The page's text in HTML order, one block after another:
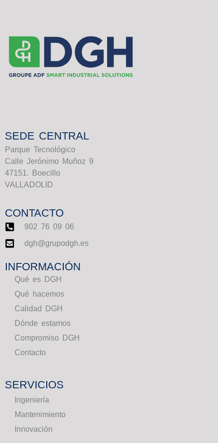
SEDE CENTRAL
Parque Tecnológico
Calle Jerónimo Muñoz 9
47151. Boecillo
VALLADOLID
CONTACTO
902 76 09 06
dgh@grupodgh.es
INFORMACIÓN
Qué es DGH
Qué hacemos
Calidad DGH
Dónde estamos
Compromiso DGH
Contacto
SERVICIOS
Ingeniería
Mantenimiento
Innovación